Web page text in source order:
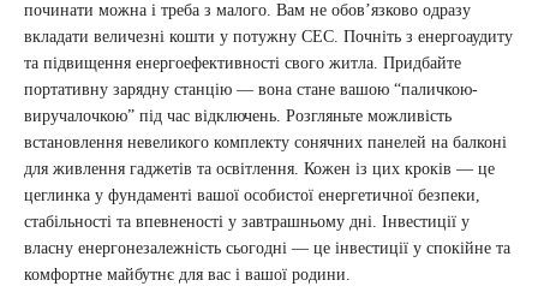
починати можна і треба з малого. Вам не обов’язково одразу
вкладати величезні кошти у потужну СЕС. Почніть з енергоаудиту
та підвищення енергоефективності свого житла. Придбайте
портативну зарядну станцію — вона стане вашою “паличкою-
виручалочкою” під час відключень. Розгляньте можливість
встановлення невеликого комплекту сонячних панелей на балконі
для живлення гаджетів та освітлення. Кожен із цих кроків — це
цеглинка у фундаменті вашої особистої енергетичної безпеки,
стабільності та впевненості у завтрашньому дні. Інвестиції у
власну енергонезалежність сьогодні — це інвестиції у спокійне та
комфортне майбутнє для вас і вашої родини.